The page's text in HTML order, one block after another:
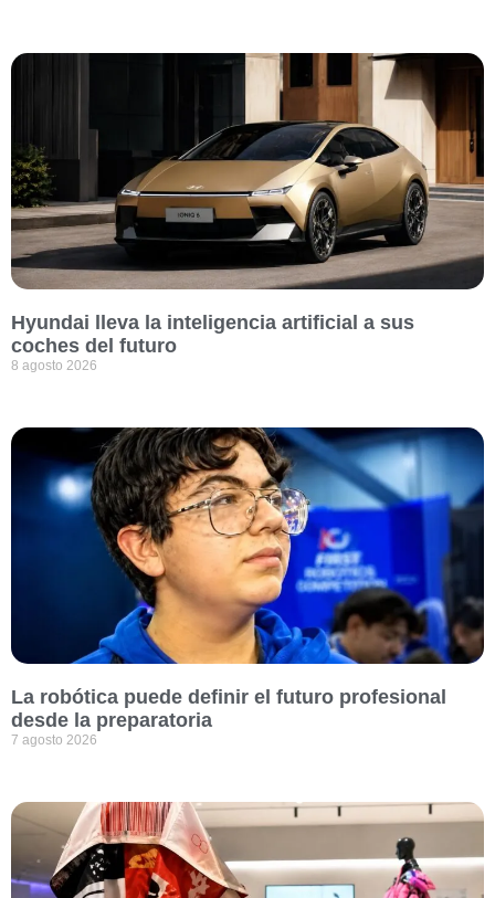
Hyundai lleva la inteligencia artificial a sus
coches del futuro
8 agosto 2026
La robótica puede definir el futuro profesional
desde la preparatoria
7 agosto 2026